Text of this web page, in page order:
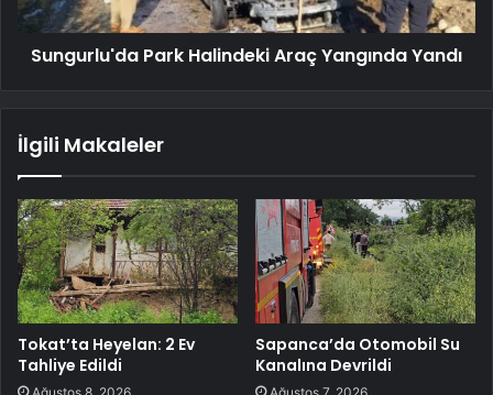
Sungurlu'da Park Halindeki Araç Yangında Yandı
İlgili Makaleler
Tokat’ta Heyelan: 2 Ev
Tahliye Edildi
Sapanca’da Otomobil Su
Kanalına Devrildi